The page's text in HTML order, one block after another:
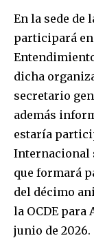
En la sede de
participará
dicha
secretario
además
estaría
Internacional
que formará
del décimo
la OCDE para
junio de 2026.